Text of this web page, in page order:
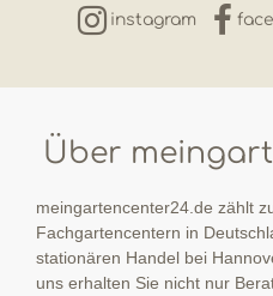
instagram
Über
meingartencenter24.de zählt
Fachgartencentern in
stationären Handel bei
uns erhalten Sie nicht nur